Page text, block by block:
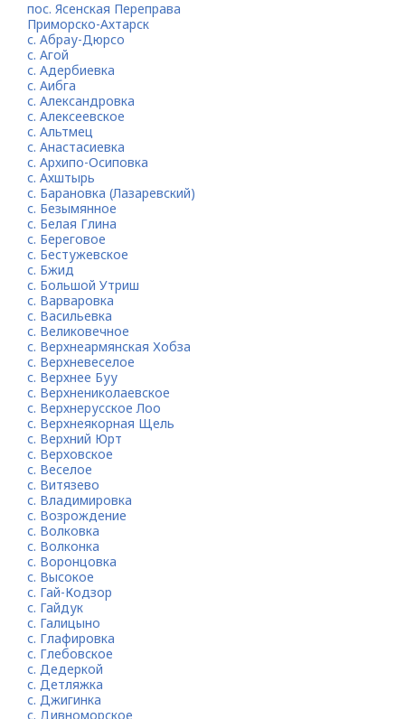
пос. Ясенская Переправа
Приморско-Ахтарск
с. Абрау-Дюрсо
с. Агой
с. Адербиевка
с. Аибга
с. Александровка
с. Алексеевское
с. Альтмец
с. Анастасиевка
с. Архипо-Осиповка
с. Ахштырь
с. Барановка (Лазаревский)
с. Безымянное
с. Белая Глина
с. Береговое
с. Бестужевское
с. Бжид
с. Большой Утриш
с. Варваровка
с. Васильевка
с. Великовечное
с. Верхнеармянская Хобза
с. Верхневеселое
с. Верхнее Буу
с. Верхнениколаевское
с. Верхнерусское Лоо
с. Верхнеякорная Щель
с. Верхний Юрт
с. Верховское
с. Веселое
с. Витязево
с. Владимировка
с. Возрождение
с. Волковка
с. Волконка
с. Воронцовка
с. Высокое
с. Гай-Кодзор
с. Гайдук
с. Галицыно
с. Глафировка
с. Глебовское
с. Дедеркой
с. Детляжка
с. Джигинка
с. Дивноморское